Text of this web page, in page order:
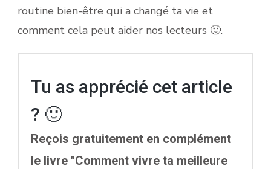
routine bien-être qui a changé ta vie et
comment cela peut aider nos lecteurs 🙂.
Tu as apprécié cet article
? 🙂
Reçois gratuitement en complément
le livre "Comment vivre ta meilleure